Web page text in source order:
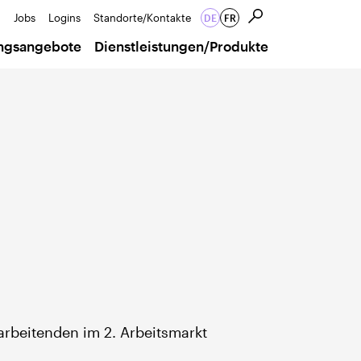
Dienstleistungen/Produkte
Jobs Logins Standorte/Kontakte DE FR
im 2. Arbeitsmarkt